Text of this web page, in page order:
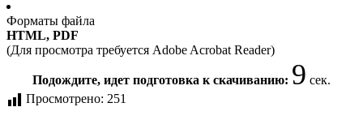
Форматы файла
HTML, PDF
(Для просмотра требуется Adobe Acrobat Reader)
Подождите, идет подготовка к скачиванию: 9 сек.
Просмотрено: 251